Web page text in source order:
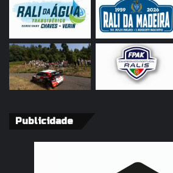
Publicidade